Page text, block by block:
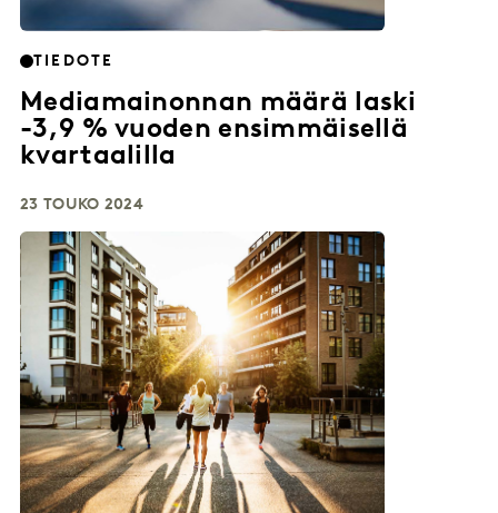
TIEDOTE
Mediamainonnan määrä laski
-3,9 % vuoden ensimmäisellä
kvartaalilla
23 TOUKO 2024